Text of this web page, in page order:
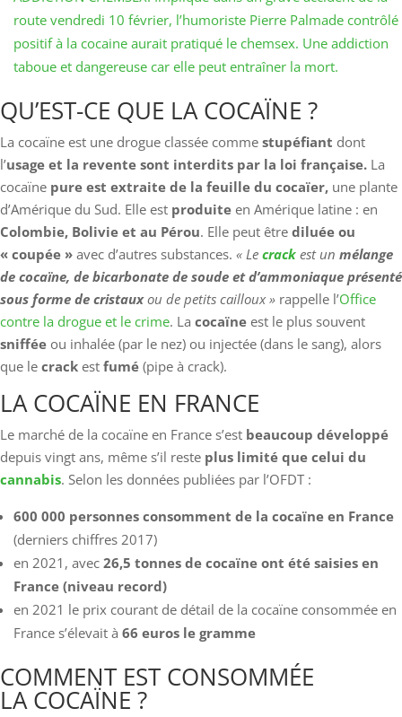
route vendredi 10 février, l’humoriste Pierre Palmade contrôlé
positif à la cocaine aurait pratiqué le chemsex. Une addiction
taboue et dangereuse car elle peut entraîner la mort.
QU’EST-CE QUE LA COCAÏNE ?
La cocaïne est une drogue classée comme stupéfiant dont
l’usage et la revente sont interdits par la loi française. La
cocaïne pure est extraite de la feuille du cocaïer, une plante
d’Amérique du Sud. Elle est produite en Amérique latine : en
Colombie, Bolivie et au Pérou. Elle peut être diluée ou
« coupée » avec d’autres substances. « Le crack est un mélange
de cocaïne, de bicarbonate de soude et d’ammoniaque présenté
sous forme de cristauxou de petits cailloux » rappelle l’Office
contre la drogue et le crime. La cocaïne est le plus souvent
sniffée ou inhalée (par le nez) ou injectée (dans le sang), alors
que le crack est fumé (pipe à crack).
LA COCAÏNE EN FRANCE
Le marché de la cocaïne en France s’est beaucoup développé
depuis vingt ans, même s’il reste plus limité que celui du
cannabis. Selon les données publiées par l’OFDT :
600 000 personnes consomment de la cocaïne en France
(derniers chiffres 2017)
en 2021, avec 26,5 tonnes de cocaïne ont été saisies en
France (niveau record)
en 2021 le prix courant de détail de la cocaïne consommée en
France s’élevait à 66 euros le gramme
COMMENT EST CONSOMMÉE
LA COCAÏNE ?